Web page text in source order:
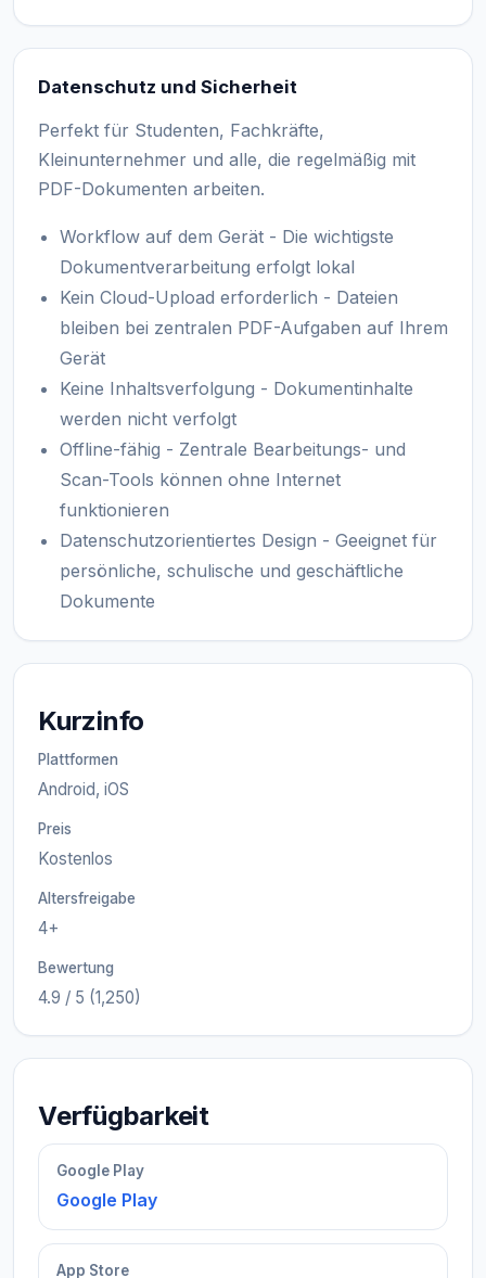
Datenschutz und Sicherheit
Perfekt für Studenten, Fachkräfte,
Kleinunternehmer und alle, die regelmäßig mit
PDF-Dokumenten arbeiten.
Workflow auf dem Gerät - Die wichtigste
Dokumentverarbeitung erfolgt lokal
Kein Cloud-Upload erforderlich - Dateien
bleiben bei zentralen PDF-Aufgaben auf Ihrem
Gerät
Keine Inhaltsverfolgung - Dokumentinhalte
werden nicht verfolgt
Offline-fähig - Zentrale Bearbeitungs- und
Scan-Tools können ohne Internet
funktionieren
Datenschutzorientiertes Design - Geeignet für
persönliche, schulische und geschäftliche
Dokumente
Kurzinfo
Plattformen
Android, iOS
Preis
Kostenlos
Altersfreigabe
4+
Bewertung
4.9 / 5 (1,250)
Verfügbarkeit
Google Play
Google Play
App Store